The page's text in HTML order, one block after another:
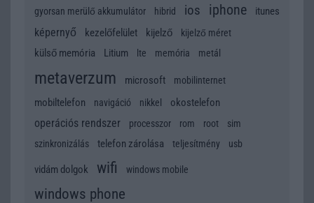
gyorsan merülő akkumulátor hibrid ios iphone itunes
képernyő kezelőfelület kijelző kijelző méret
külső memória Litium lte memória metál
metaverzum microsoft mobilinternet
mobiltelefon navigáció nikkel okostelefon
operációs rendszer processzor rom root
sim
szinkronizálás
telefon zárolása teljesítmény usb
vidám dolgok wifi windows mobile
windows phone